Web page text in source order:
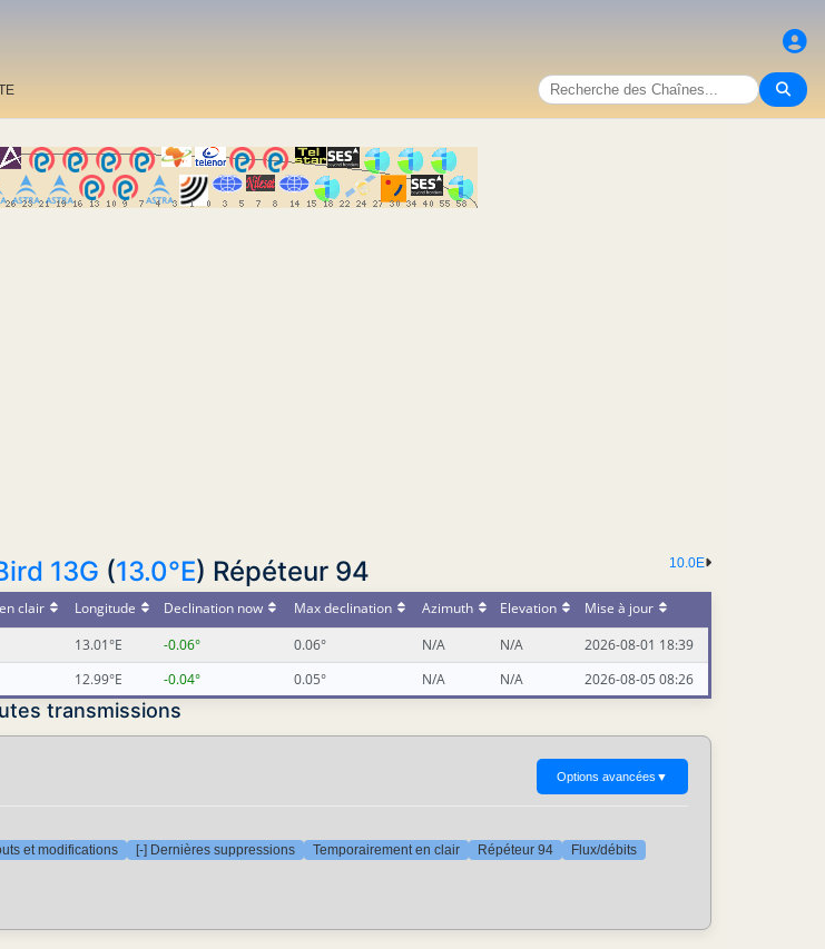
10.0E
13G (13.0°E) Répéteur 94
clair Longitude Declination now Max declination Azimuth Elevation
Mise à jour
13.01°E -0.06° 0.06° N/A N/A
2026-08-01 18:39
12.99°E -0.04° 0.05° N/A N/A 2026-08-05 08:26
transmissions
Options avancées ▼
et modifications [-] Dernières suppressions Temporairement en clair Répéteur 94 Flux/débits